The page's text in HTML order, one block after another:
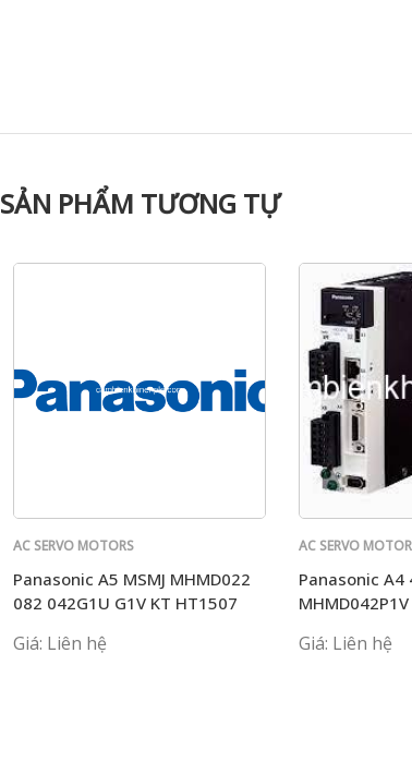
SẢN PHẨM TƯƠNG TỰ
AC SERVO MOTORS
Panasonic A5 MSMJ MHMD022
082 042G1U G1V KT HT1507
Giá: Liên hệ
AC SERVO
Panasonic A4
MHMD042P1V
Giá: Liên hệ